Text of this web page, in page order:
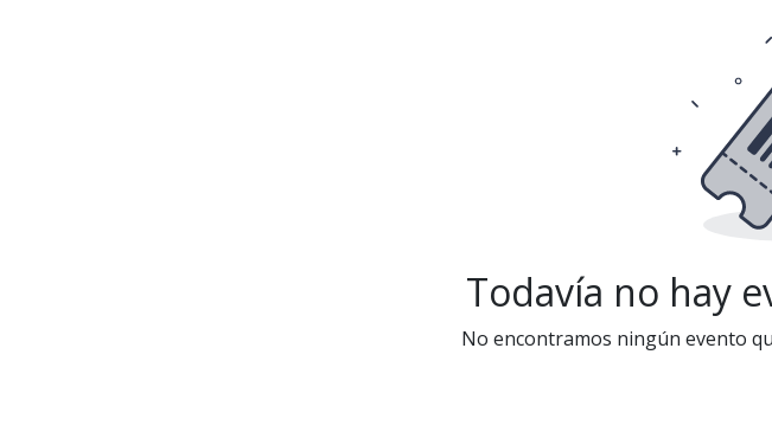
Todavía no hay
No encontramos ningún evento